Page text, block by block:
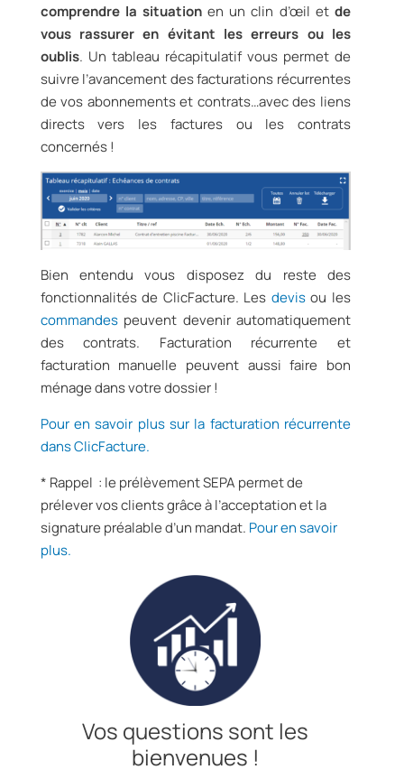
comprendre la situation en un clin d’œil et de
vous rassurer en évitant les erreurs ou les
oublis. Un tableau récapitulatif vous permet de
suivre l’avancement des facturations récurrentes
de vos abonnements et contrats…avec des liens
directs vers les factures ou les contrats
concernés !
Bien entendu vous disposez du reste des
fonctionnalités de ClicFacture. Les devisou les
commandespeuvent devenir automatiquement
des contrats. Facturation récurrente et
facturation manuelle peuvent aussi faire bon
ménage dans votre dossier !
Pour en savoir plus sur la facturation récurrente
dans ClicFacture.
* Rappel : le prélèvement SEPA permet de
prélever vos clients grâce à l’acceptation et la
signature préalable d’un mandat. Pour en savoir
plus.
Vos questions sont les
bienvenues !